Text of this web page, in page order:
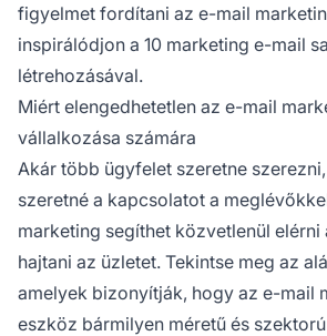
figyelmet fordítani az e-mail
inspirálódjon a 10 marketing e-mail
létrehozásával.
Miért elengedhetetlen az e-mail
vállalkozása számára
Akár több ügyfelet szeretne
szeretné a kapcsolatot a
marketing segíthet közvetlenül elérni
hajtani az üzletet. Tekintse meg az
amelyek bizonyítják, hogy az e-mail
eszköz bármilyen méretű és